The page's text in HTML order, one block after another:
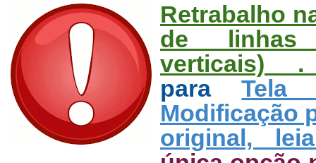
Retrabalho
de linhas
para
Tela
Modificação
original,